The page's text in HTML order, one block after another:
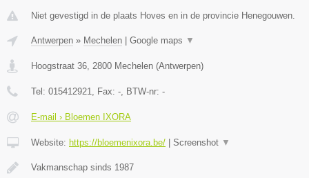
Niet gevestigd in de plaats Hoves en in de provincie Henegouwen.
Antwerpen » Mechelen Google maps ▼
Hoogstraat 36, 2800 Mechelen (Antwerpen)
Tel: 015412921, Fax: -, BTW-nr: -
E-mail › Bloemen IXORA
Website: https://bloemenixora.be/ Screenshot ▼
Vakmanschap sinds 1987